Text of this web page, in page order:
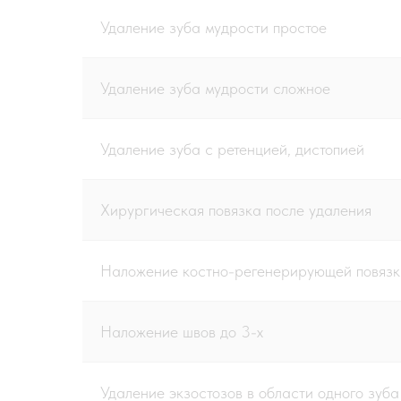
Удаление зуба мудрости простое
Удаление зуба мудрости сложное
Удаление зуба с ретенцией, дистопией
Хирургическая повязка после удаления
Наложение костно-регенерирующей
Наложение швов до 3-х
Удаление экзостозов в области одного зуба